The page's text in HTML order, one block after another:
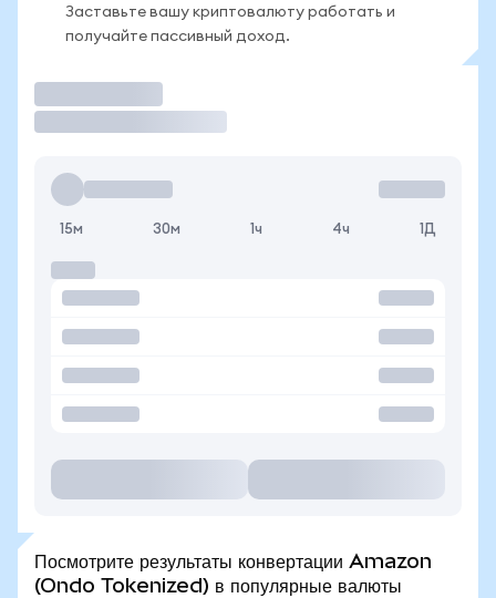
Заставьте вашу криптовалюту работать и
получайте пассивный доход.
15м 30м 1ч 4ч 1Д
Посмотрите результаты конвертации Amazon
(Ondo Tokenized) в популярные валюты